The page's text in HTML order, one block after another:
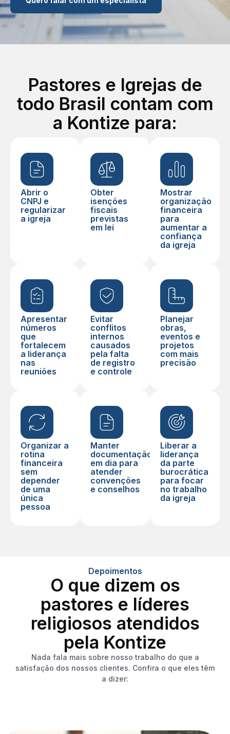
Pastores e Igrejas de
todo Brasil contam com
a Kontize para:
Abrir o
CNPJ e
regularizar
a igreja
Obter
isenções
fiscais
previstas
em lei
Mostrar
organização
financeira
para
aumentar a
confiança
da igreja
Apresentar
números
que
fortalecem
a liderança
nas
reuniões
Evitar
conflitos
internos
causados
pela falta
de registro
e controle
Planejar
obras,
eventos e
projetos
com mais
precisão
Organizar a
rotina
financeira
sem
depender
de uma
única
pessoa
Manter
documentação
em dia para
atender
convenções
e conselhos
Liberar a
liderança
da parte
burocrática
para focar
no trabalho
da igreja
Depoimentos
O que dizem os
pastores e líderes
religiosos atendidos
pela Kontize
Nada fala mais sobre nosso trabalho do que a
satisfação dos nossos clientes. Confira o que eles têm
a dizer: